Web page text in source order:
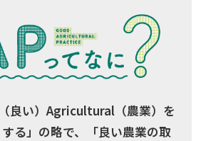
良い）Agricultural（農業）を
る」の略で、「良い農業の取